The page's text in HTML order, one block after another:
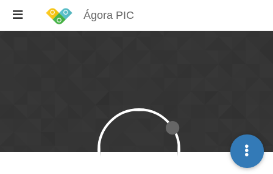
Ágora PIC